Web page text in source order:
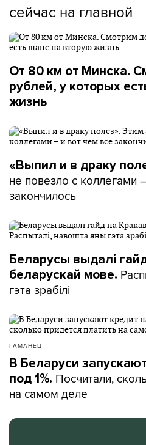
сейчас на главной
От 80 км от Минска.
рублей, у которых
жизнь
«Выпил и в драку
не повезло с коллегами
закончилось
Беларусы выдалі
беларускай мове.
гэта зрабілі
ГАМАНЕЦ
В Беларуси
под 1%. Посчитали,
на самом деле